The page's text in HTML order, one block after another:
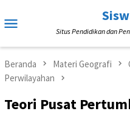
ke
MobileSitus Pendidikan dan
Beranda Materi Geografi
Perwilayahan
Teori Pusat